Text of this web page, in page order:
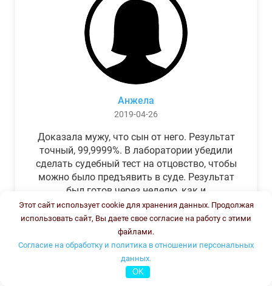
Анжела
2019-04-26
Доказала мужу, что сын от него. Результат
точный, 99,9999%. В лаборатории убедили
сделать судебный тест на отцовство, чтобы
можно было предъявить в суде. Результат
был готов через неделю, как и
обещали.Теперь муж бегает и извиняется.
Этот сайт использует cookie для хранения данных. Продолжая
использовать сайт, Вы даете свое согласие на работу с этими
файлами.
Согласие на обработку и политика в отношении персональных
данных.
OK